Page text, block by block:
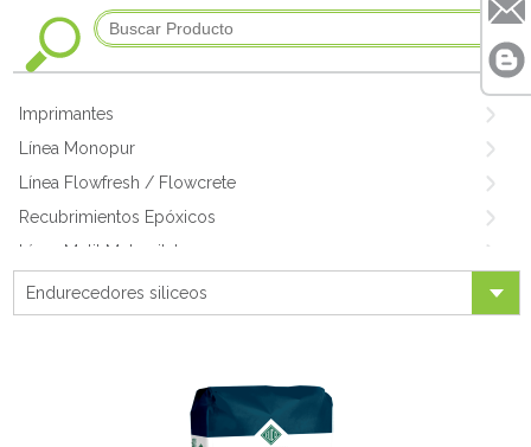
Imprimantes
Línea Monopur
Línea Flowfresh / Flowcrete
Recubrimientos Epóxicos
Línea Metil Metacrilato
Pisos epóxicos
Pisos Antiestáticos
Endurecedores siliceos